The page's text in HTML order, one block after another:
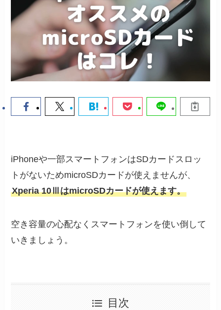
iPhoneや一部スマートフォンはSDカードスロッ
トがないためmicroSDカードが使えませんが、
Xperia 10ⅢはmicroSDカードが使えます。
空き容量の心配なくスマートフォンを使い倒して
いきましょう。
目次